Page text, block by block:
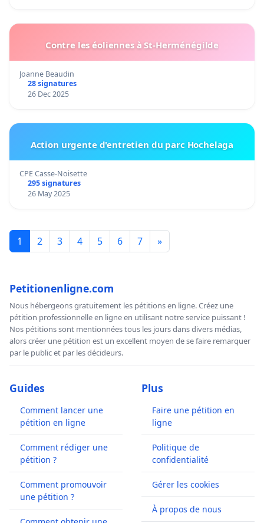
Contre les éoliennes à St-Herménégilde
Joanne Beaudin
28 signatures
26 Dec 2025
Action urgente d'entretien du parc Hochelaga
CPE Casse-Noisette
295 signatures
26 May 2025
1 2 3 4 5 6 7 »
Petitionenligne.com
Nous hébergeons gratuitement les pétitions en ligne. Créez une
pétition professionnelle en ligne en utilisant notre service puissant !
Nos pétitions sont mentionnées tous les jours dans divers médias,
alors créer une pétition est un excellent moyen de se faire remarquer
par le public et par les décideurs.
Guides
Comment lancer une
pétition en ligne
Comment rédiger une
pétition ?
Comment promouvoir
une pétition ?
Plus
Faire une pétition en
ligne
Politique de
confidentialité
Gérer les cookies
À propos de nous